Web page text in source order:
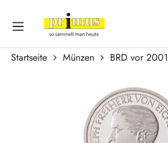
Zum Hauptinhalt springen
Startseite Münzen BRD vor 2001